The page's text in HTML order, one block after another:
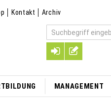
Kontakt Archiv
MANAGEMENT